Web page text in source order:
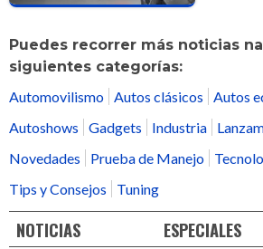
Puedes recorrer más noticias
siguientes categorías:
Automovilismo Autos clásicos
Autos
Autoshows
Gadgets Industria
Novedades
Prueba de Manejo
Tips y Consejos
Tuning
NOTICIAS ESPECIALES